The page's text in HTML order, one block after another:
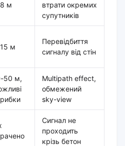
м
втрати окремих
супутників
м
Перевідбиття
сигналу від стін
50 м,
Multipath effect,
обмежений
sky-view
Сигнал не
проходить
крізь бетон